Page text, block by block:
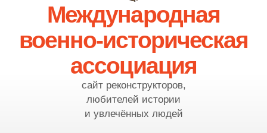
Международная
военно-историческая
ассоциация
сайт реконструкторов,
любителей истории
и увлечённых людей